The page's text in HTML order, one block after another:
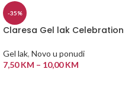
-35%
Claresa Gel lak Celebration
Gel lak, Novo u ponudi
7,50KM – 10,00KM